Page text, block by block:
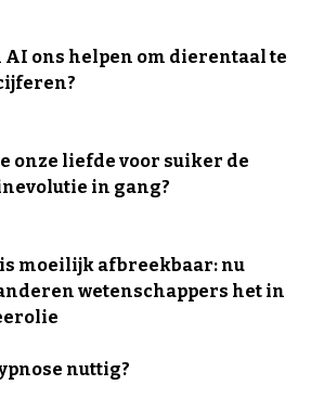
AI ons helpen om dierentaal te
onze liefde voor suiker de
in gang?
is moeilijk afbreekbaar: nu
wetenschappers het in
nuttig?